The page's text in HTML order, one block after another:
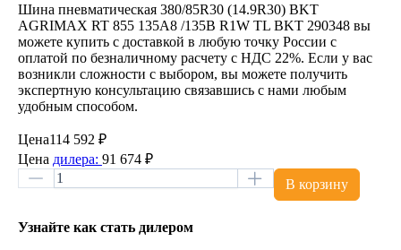
Шина пневматическая 380/85R30 (14.9R30) BKT
AGRIMAX RT 855 135A8 /135B R1W TL BKT 290348 вы
можете купить с доставкой в любую точку России с
оплатой по безналичному расчету с НДС 22%. Если у вас
возникли сложности с выбором, вы можете получить
экспертную консультацию связавшись с нами любым
удобным способом.
Цена114 592 ₽
Цена дилера: 91 674 ₽
В корзину
Узнайте как стать дилером